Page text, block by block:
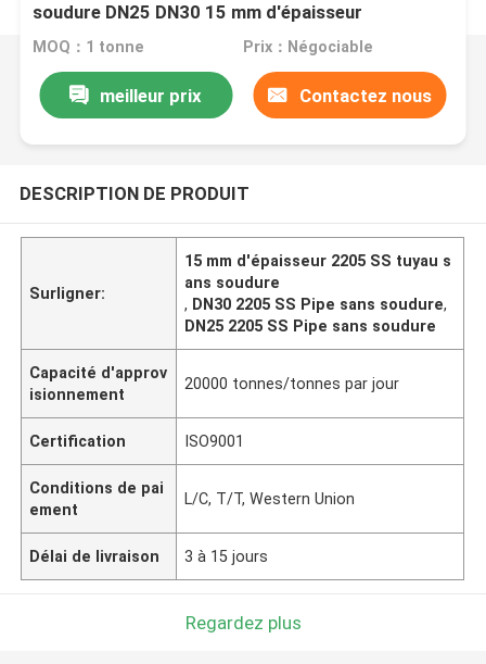
soudure DN25 DN30 15 mm d'épaisseur
MOQ：1 tonne Prix：Négociable
meilleur prix Contactez nous
DESCRIPTION DE PRODUIT
Surligner:
15 mm d'épaisseur 2205 SS tuyau s
ans soudure
, DN30 2205 SS Pipe sans soudure,
DN25 2205 SS Pipe sans soudure
Capacité d'approv
isionnement
20000 tonnes/tonnes par jour
Certification ISO9001
Conditions de pai
ement
L/C, T/T, Western Union
Délai de livraison 3 à 15 jours
Regardez plus